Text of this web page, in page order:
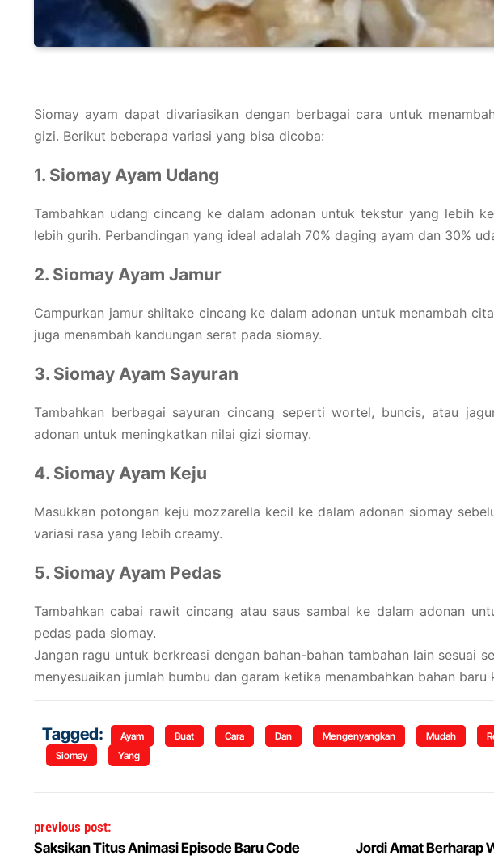
Siomay ayam dapat divariasikan dengan berbagai cara untuk
gizi. Berikut beberapa variasi yang bisa dicoba:
1. Siomay Ayam Udang
Tambahkan udang cincang ke dalam adonan untuk tekstur yang lebih
lebih gurih. Perbandingan yang ideal adalah 70% daging ayam dan 30%
2. Siomay Ayam Jamur
Campurkan jamur shiitake cincang ke dalam adonan untuk menambah
juga menambah kandungan serat pada siomay.
3. Siomay Ayam Sayuran
Tambahkan berbagai sayuran cincang seperti wortel, buncis, atau
adonan untuk meningkatkan nilai gizi siomay.
4. Siomay Ayam Keju
Masukkan potongan keju mozzarella kecil ke dalam adonan siomay
variasi rasa yang lebih creamy.
5. Siomay Ayam Pedas
Tambahkan cabai rawit cincang atau saus sambal ke dalam adonan
pedas pada siomay.
Jangan ragu untuk berkreasi dengan bahan-bahan tambahan lain sesuai
menyesuaikan jumlah bumbu dan garam ketika menambahkan bahan baru
Tagged: Ayam Buat Cara Dan Mengenyangkan Mudah
Siomay
Yang
Navigasi pos
previous post:
Saksikan Titus Animasi Episode Baru Code
Jordi Amat Berharap